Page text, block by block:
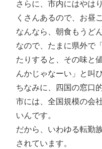
さらに、市内にはやは
くさんあるので、お昼
なんなら、朝食もうど
なので、たまに県外で
たりすると、その味と
んかじゃなーい」と叫
ちなみに、四国の窓口
市には、全国規模の会
いんです。
だから、いわゆる転勤
されています。